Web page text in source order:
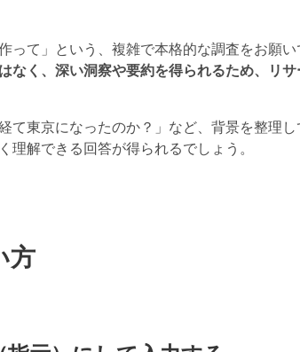
て」という、複雑で本格的な調査をお願
なく、深い洞察や要約を得られるため、リ
て東京になったのか？」など、背景を整理
解できる回答が得られるでしょう。
方